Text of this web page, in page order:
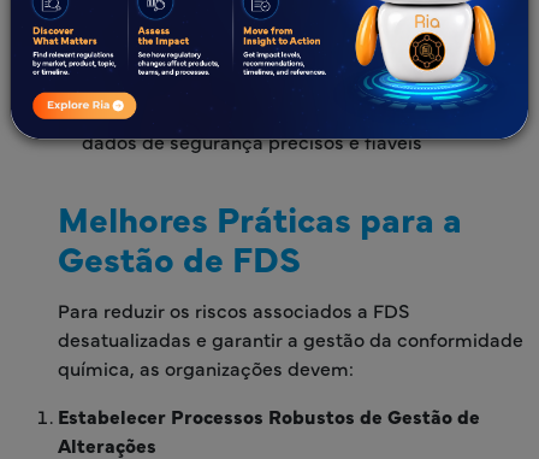
Responsabilidade Legal:Risco acrescido em
caso de incidentes de segurança
Perda de Confiança:
Os clientes dependem de
dados de segurança precisos e fiáveis
Melhores Práticas para a
Gestão de FDS
Para reduzir os riscos associados a FDS
desatualizadas e garantir a gestão da conformidade
química, as organizações devem:
Estabelecer Processos Robustos de Gestão de
Alterações